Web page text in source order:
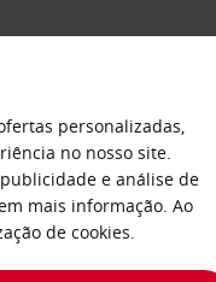
CARRO
personalizadas,
no nosso site.
e análise de
mais informação. Ao
de cookies.